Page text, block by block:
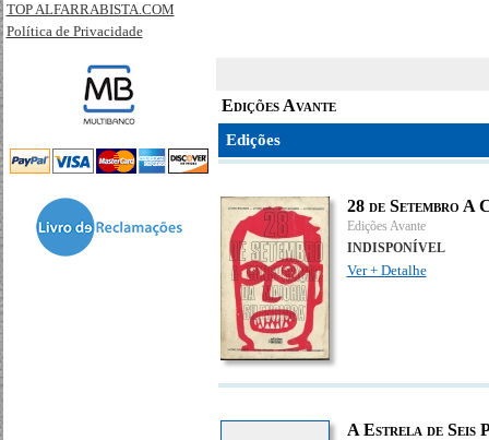
TOP ALFARRABISTA.COM
Política de Privacidade
Edições Avante
Edições
28 de Setembro A
Edições Avante
INDISPONÍVEL
Ver + Detalhe
A Estrela de Seis